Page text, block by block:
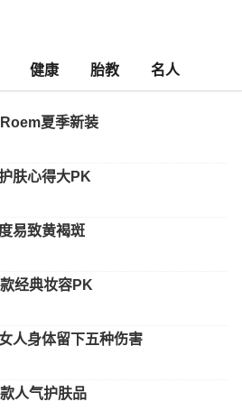
健康 胎教 名人
夏季新装
肤心得大PK
易致黄褐斑
经典妆容PK
人身体留下五种伤害
人气护肤品